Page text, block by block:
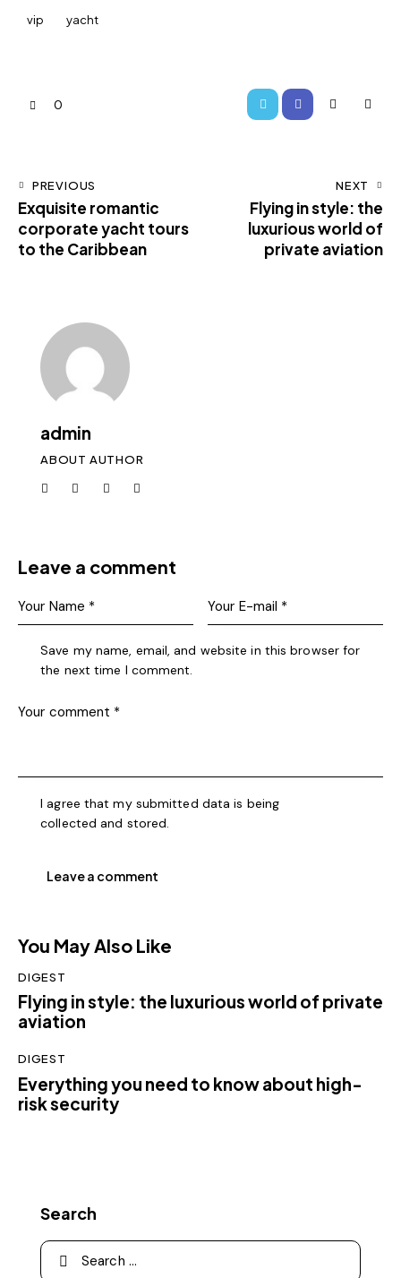
vip yacht
0
PREVIOUS
Exquisite romantic
corporate yacht tours
to the Caribbean
NEXT
Flying in style: the
luxurious world of
private aviation
admin
ABOUT AUTHOR
Leave a comment
Save my name, email, and website in this browser for
the next time I comment.
I agree that my submitted data is being
collected and stored.
You May Also Like
DIGEST
Flying in style: the luxurious world of private
aviation
DIGEST
Everything you need to know about high-
risk security
Search